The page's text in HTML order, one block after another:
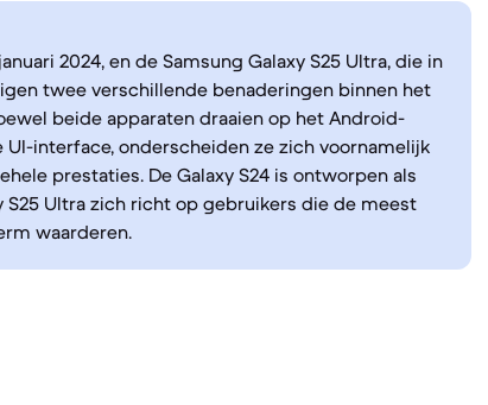
2024, en de Samsung Galaxy S25 Ultra, die in
twee verschillende benaderingen binnen het
beide apparaten draaien op het Android-
interface, onderscheiden ze zich voornamelijk
prestaties. De Galaxy S24 is ontworpen als
Ultra zich richt op gebruikers die de meest
waarderen.